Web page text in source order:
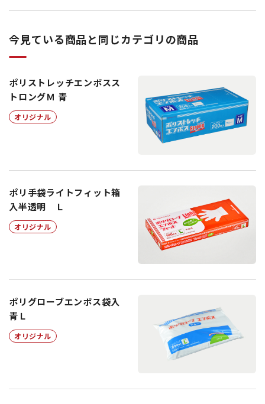
今見ている商品と同じカテゴリの商品
ポリストレッチエンボスス
トロングＭ 青
オリジナル
ポリ手袋ライトフィット箱
入半透明 Ｌ
オリジナル
ポリグローブエンボス袋入
青Ｌ
オリジナル